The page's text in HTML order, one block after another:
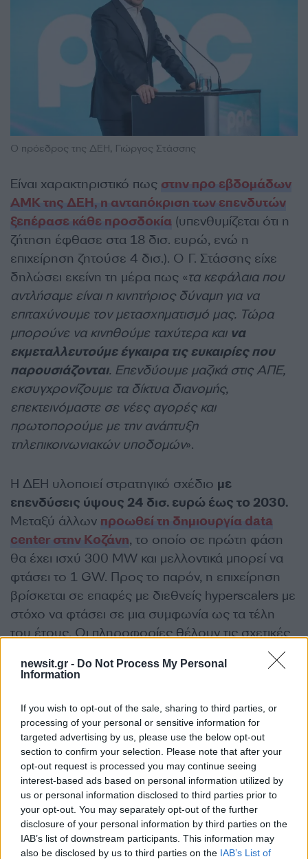
newsit.gr - Do Not Process My Personal
Information
If you wish to opt-out of the sale, sharing to third parties, or
processing of your personal or sensitive information for
targeted advertising by us, please use the below opt-out
section to confirm your selection. Please note that after your
opt-out request is processed you may continue seeing
interest-based ads based on personal information utilized by
us or personal information disclosed to third parties prior to
your opt-out. You may separately opt-out of the further
disclosure of your personal information by third parties on the
IAB’s list of downstream participants. This information may
also be disclosed by us to third parties on the IAB’s List of
O πρόεδρος της ΔΕΗ, Γιώργος Στάσσης
Είναι χαρακτηριστικό πως στην προ εβδομάδων
ΑΜΚ της ΔΕΗ, η ανταπόκριση των επενδυτών
ξεπέρασε κάθε προσδοκία (υπενθυμίζεται ότι η
ζήτηση έφθασε στα 18 δισ. ευρώ, ενώ η
επιχείρηση ζητούσε 4 δισ.). Ο Γ. Στάσσης είχε
δηλώσει εκείνη τη μέρα πως «τα κεφάλαια που
αντλήσαμε είναι η κινητήριος δύναμη για να
επιταχύνουμε τον μετασχηματισμό μας. Τώρα
μπορούνε να κινηθούμε ταχύτερα και να
εκμεταλλευτούμε έγκαιρα τις ευκαιρίες που
παρουσιάζονται. Επενδύουμε μαζικά στις ΑΠΕ,
εκσυγχρονίζουμε τα δίκτυα διανομής,
επεκτεινόμαστε σε νέες αγορές και
πρωτοπορούμε με την ανάπτυξη
τηλεπικοινωνιακών υποδομών».
Η ΔΕΗ υλοποιεί στρατηγικό σχέδιο με
επενδύσεις ύψους 24 δισ. ευρώ έως το 2030.
Μεταξύ άλλων προωθεί τη δημιουργία data
center στην Κοζάνη, το οποίο σε πρώτη φάση
θα έχει ισχύ 300 MW και μελλοντικά μπορεί να
φτάσει το 1 GW. Προς το παρόν, η επιχείρηση
βρίσκεται σε επαφές με διεθνείς hyperscalers με
στόχο να φτάσει σε μια συμφωνία ως τα τέλη
του έτους. Οι πληροφορίες θέλουν τις σχετικές
στάδιο με τους όρους της μακροχρόνιας
ΔΙΑΦΗΜΙΣΗ